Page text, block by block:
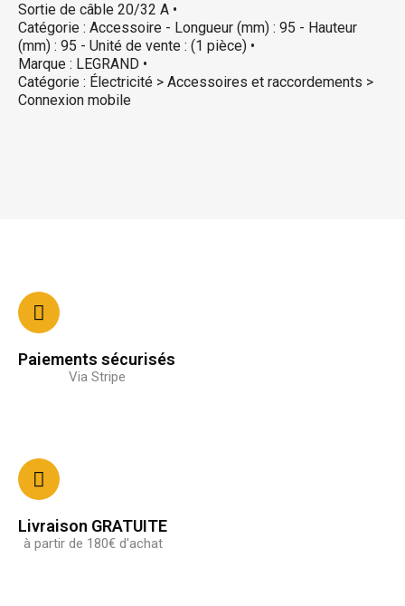
Sortie de câble 20/32 A •
Catégorie : Accessoire - Longueur (mm) : 95 - Hauteur
(mm) : 95 - Unité de vente : (1 pièce) •
Marque : LEGRAND •
Catégorie : Électricité > Accessoires et raccordements >
Connexion mobile
Paiements sécurisés
Via Stripe
Livraison GRATUITE
à partir de 180€ d'achat